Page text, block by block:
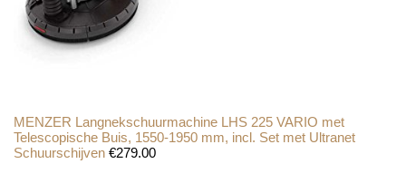
MENZER Langnekschuurmachine LHS 225 VARIO met
Telescopische Buis, 1550-1950 mm, incl. Set met Ultranet
Schuurschijven €279.00